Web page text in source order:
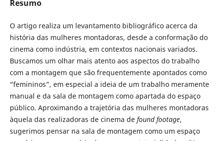
Resumo
O artigo realiza um levantamento bibliográfico acerca da
história das mulheres montadoras, desde a conformação do
cinema como indústria, em contextos nacionais variados.
Buscamos um olhar mais atento aos aspectos do trabalho
com a montagem que são frequentemente apontados como
“femininos”, em especial a ideia de um trabalho meramente
manual e da sala de montagem como apartada do espaço
público. Aproximando a trajetória das mulheres montadoras
àquela das realizadoras de cinema de found footage,
sugerimos pensar na sala de montagem como um espaço